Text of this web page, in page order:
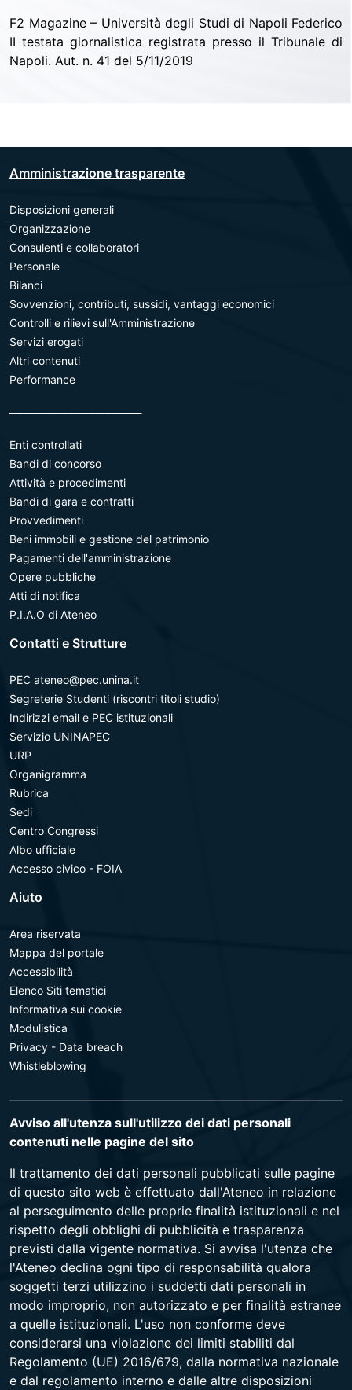
F2 Magazine – Università degli Studi di Napoli Federico
II testata giornalistica registrata presso il Tribunale di
Napoli. Aut. n. 41 del 5/11/2019
Amministrazione trasparente
Disposizioni generali
Organizzazione
Consulenti e collaboratori
Personale
Bilanci
Sovvenzioni, contributi, sussidi, vantaggi economici
Controlli e rilievi sull'Amministrazione
Servizi erogati
Altri contenuti
Performance
Enti controllati
Bandi di concorso
Attività e procedimenti
Bandi di gara e contratti
Provvedimenti
Beni immobili e gestione del patrimonio
Pagamenti dell'amministrazione
Opere pubbliche
Atti di notifica
P.I.A.O di Ateneo
Contatti e Strutture
PEC ateneo@pec.unina.it
Segreterie Studenti (riscontri titoli studio)
Indirizzi email e PEC istituzionali
Servizio UNINAPEC
URP
Organigramma
Rubrica
Sedi
Centro Congressi
Albo ufficiale
Accesso civico - FOIA
Aiuto
Area riservata
Mappa del portale
Accessibilità
Elenco Siti tematici
Informativa sui cookie
Modulistica
Privacy - Data breach
Whistleblowing
Avviso all'utenza sull'utilizzo dei dati personali
contenuti nelle pagine del sito
Il trattamento dei dati personali pubblicati sulle pagine
di questo sito web è effettuato dall'Ateneo in relazione
al perseguimento delle proprie finalità istituzionali e nel
rispetto degli obblighi di pubblicità e trasparenza
previsti dalla vigente normativa. Si avvisa l'utenza che
l'Ateneo declina ogni tipo di responsabilità qualora
soggetti terzi utilizzino i suddetti dati personali in
modo improprio, non autorizzato e per finalità estranee
a quelle istituzionali. L'uso non conforme deve
considerarsi una violazione dei limiti stabiliti dal
Regolamento (UE) 2016/679, dalla normativa nazionale
e dal regolamento interno e dalle altre disposizioni